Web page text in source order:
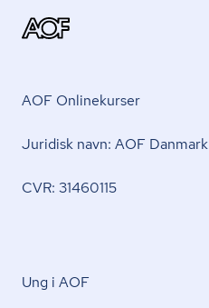
AOF Onlinekurser
Juridisk navn: AOF Danmark
CVR: 31460115
Ung i AOF